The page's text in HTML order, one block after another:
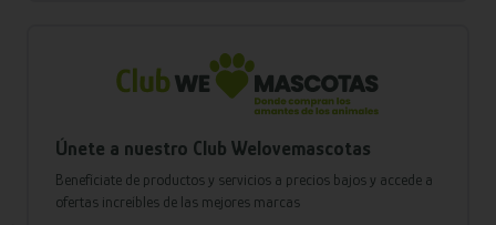
Únete a nuestro Club Welovemascotas
Benefíciate de productos y servicios a precios bajos y accede a
ofertas increíbles de las mejores marcas